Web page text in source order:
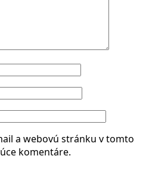
a webovú stránku v tomto
komentáre.